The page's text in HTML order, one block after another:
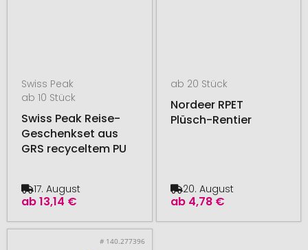
Swiss Peak
ab 10 Stück
Swiss Peak Reise-
Geschenkset aus
GRS recyceltem PU
ab13,14 €
17. August
ab 20 Stück
Nordeer RPET
Plüsch-Rentier
ab 4,78 €
20. August
# 140.277396